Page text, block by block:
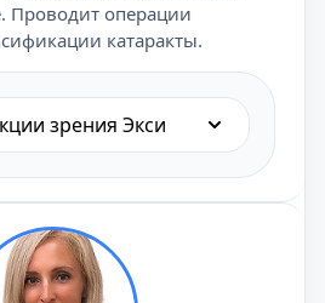
Проводит операции
катаракты.
зрения Экси